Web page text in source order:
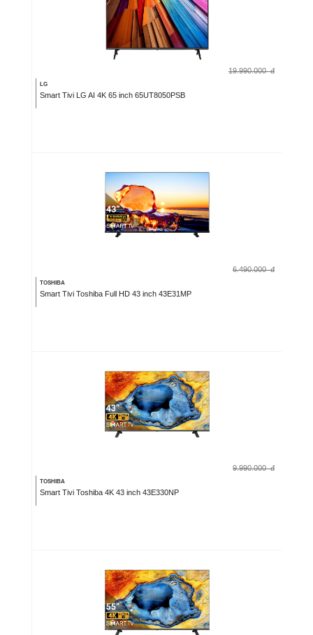
19.990.000 đ
LG
Smart Tivi LG AI 4K 65 inch 65UT8050PSB
6.490.000 đ
TOSHIBA
Smart Tivi Toshiba Full HD 43 inch 43E31MP
9.990.000 đ
TOSHIBA
Smart Tivi Toshiba 4K 43 inch 43E330NP